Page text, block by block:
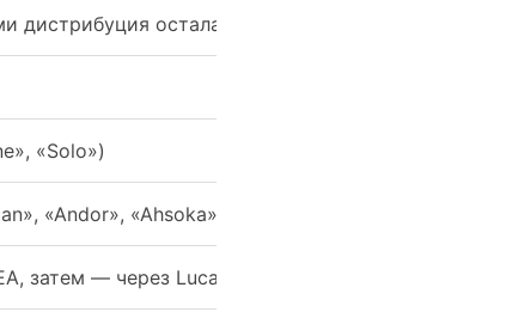
осталась у Paramount, по новым —
«Solo»)
«Andor», «Ahsoka» 📺
затем — через Lucasfilm Games с разными